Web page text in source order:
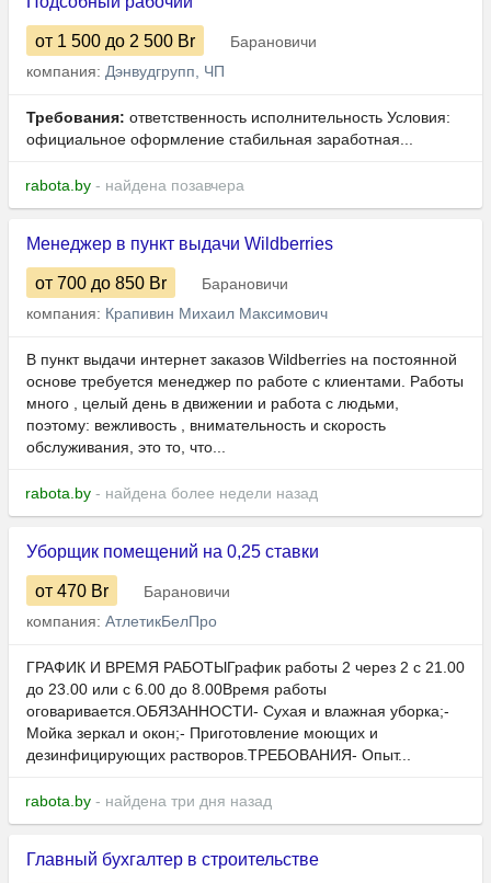
от 1 500 до 2 500 Br
Барановичи
компания: Дэнвудгрупп, ЧП
Требования: ответственность исполнительность Условия:
официальное оформление стабильная заработная...
rabota.by - найдена позавчера
Менеджер в пункт выдачи Wildberries
от 700 до 850 Br
Барановичи
компания: Крапивин Михаил Максимович
В пункт выдачи интернет заказов Wildberries на постоянной
основе требуется менеджер по работе с клиентами. Работы
много , целый день в движении и работа с людьми,
поэтому: вежливость , внимательность и скорость
обслуживания, это то, что...
rabota.by - найдена более недели назад
Уборщик помещений на 0,25 ставки
от 470 Br
Барановичи
компания: АтлетикБелПро
ГРАФИК И ВРЕМЯ РАБОТЫГрафик работы 2 через 2 с 21.00
до 23.00 или с 6.00 до 8.00Время работы
оговаривается.ОБЯЗАННОСТИ- Сухая и влажная уборка;-
Мойка зеркал и окон;- Приготовление моющих и
дезинфицирующих растворов.ТРЕБОВАНИЯ- Опыт...
rabota.by - найдена три дня назад
Главный бухгалтер в строительстве